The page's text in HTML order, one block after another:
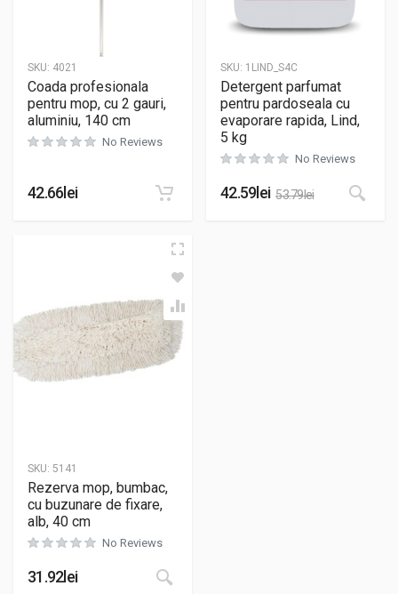
SKU: 4021
Coada profesionala
pentru mop, cu 2 gauri,
aluminiu, 140 cm
No Reviews
42.66lei
SKU: 1LIND_S4C
Detergent parfumat
pentru pardoseala cu
evaporare rapida, Lind,
5 kg
No Reviews
42.59lei 53.79lei
SKU: 5141
Rezerva mop, bumbac,
cu buzunare de fixare,
alb, 40 cm
No Reviews
31.92lei